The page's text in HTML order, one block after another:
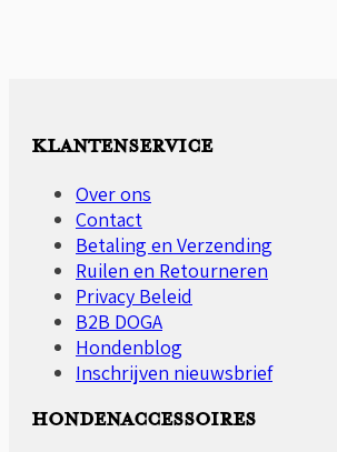
optie
kan
op
de
productpagina
KLANTENSERVICE
Over ons
Contact
Betaling en Verzending
Ruilen en Retourneren
Privacy Beleid
B2B DOGA
Hondenblog
Inschrijven nieuwsbrief
HONDENACCESSOIRES